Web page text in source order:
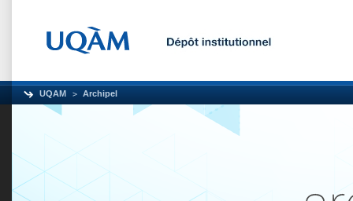
UQAM Archipel